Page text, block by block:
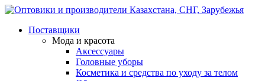
Поставщики
Мода и красота
Аксессуары
Головные уборы
Косметика и средства по уходу за телом